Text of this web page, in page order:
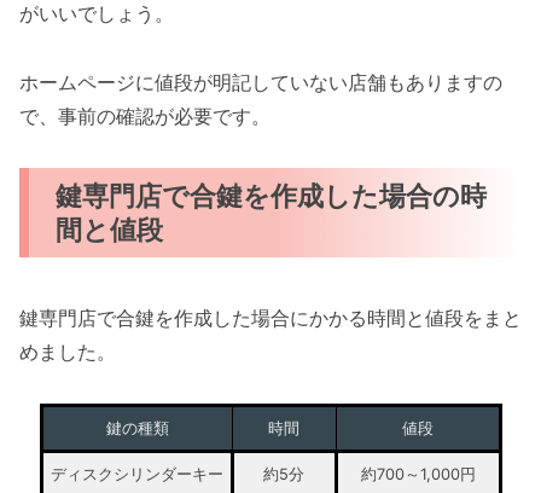
がいいでしょう。
ホームページに値段が明記していない店舗もありますの
で、事前の確認が必要です。
鍵専門店で合鍵を作成した場合の時
間と値段
鍵専門店で合鍵を作成した場合にかかる時間と値段をまと
めました。
鍵の種類 時間 値段
ディスクシリンダーキー 約5分 約700～1,000円